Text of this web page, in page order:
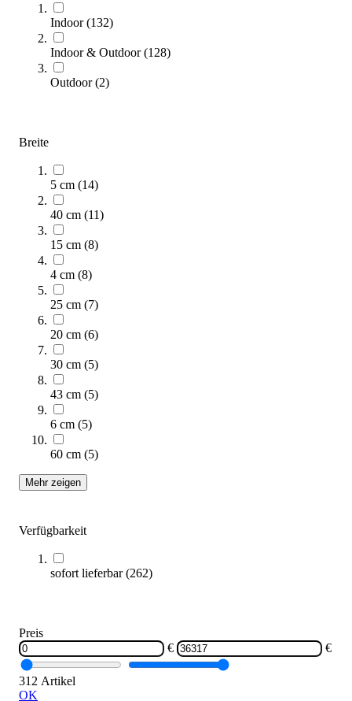
Indoor(132)
Indoor & Outdoor(128)
Outdoor(2)
Breite
5 cm (14)
40 cm (11)
15 cm (8)
4 cm (8)
25 cm (7)
20 cm (6)
30 cm (5)
43 cm (5)
6 cm (5)
60 cm (5)
Mehr zeigen
Verfügbarkeit
sofort lieferbar(262)
Preis
€
€
312 Artikel
OK
319,00 €
Zum Produkt
Sofort lieferbar
Kübler Sport® Loop
8,95 €
Zum Produkt
Varianten zur Auswahl
Kübler Sport® Loop 3er-Set
Zum Produkt